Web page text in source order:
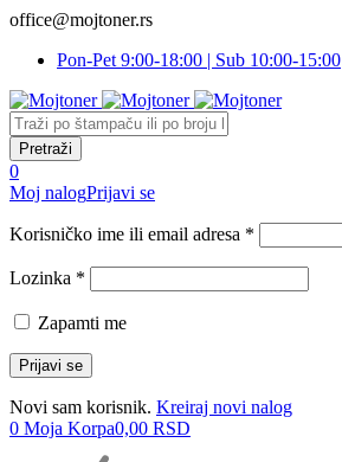
office@mojtoner.rs
Pon-Pet 9:00-18:00 | Sub 10:00-15:00
0
Moj nalogPrijavi se
Korisničko ime ili email adresa *
Lozinka *
Zapamti me
Novi sam korisnik. Kreiraj novi nalog
0 Moja Korpa0,00 RSD